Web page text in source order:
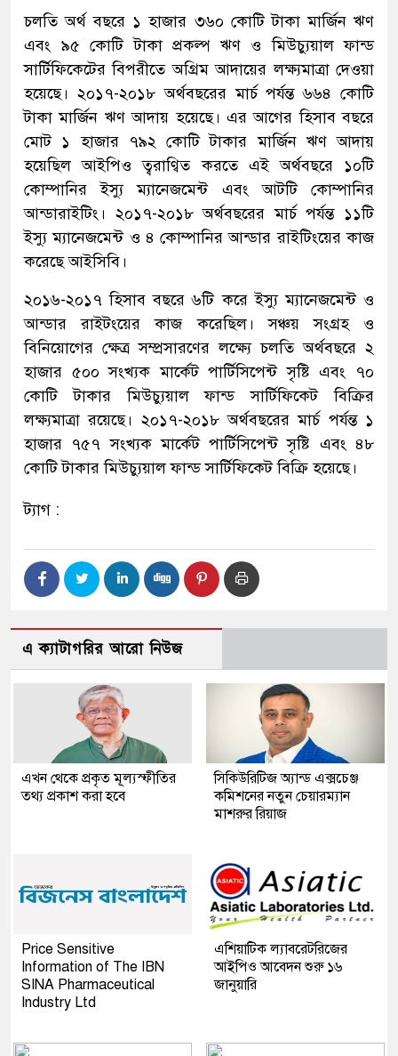
চলতি অর্থ বছরে ১ হাজার ৩৬০ কোটি টাকা মার্জিন ঋণ
এবং ৯৫ কোটি টাকা প্রকল্প ঋণ ও মিউচ্যুয়াল ফান্ড
সার্টিফিকেটের বিপরীতে অগ্রিম আদায়ের লক্ষ্যমাত্রা দেওয়া
হয়েছে। ২০১৭-২০১৮ অর্থবছরের মার্চ পর্যন্ত ৬৬৪ কোটি
টাকা মার্জিন ঋণ আদায় হয়েছে। এর আগের হিসাব বছরে
মোট ১ হাজার ৭৯২ কোটি টাকার মার্জিন ঋণ আদায়
হয়েছিল আইপিও ত্বরাণ্বিত করতে এই অর্থবছরে ১০টি
কোম্পানির ইস্যু ম্যানেজমেন্ট এবং আটটি কোম্পানির
আন্ডারাইটিং। ২০১৭-২০১৮ অর্থবছরের মার্চ পর্যন্ত ১১টি
ইস্যু ম্যানেজমেন্ট ও ৪ কোম্পানির আন্ডার রাইটিংয়ের কাজ
করেছে আইসিবি।
২০১৬-২০১৭ হিসাব বছরে ৬টি করে ইস্যু ম্যানেজমেন্ট ও
আন্ডার রাইটংয়ের কাজ করেছিল। সঞ্চয় সংগ্রহ ও
বিনিয়োগের ক্ষেত্র সম্প্রসারণের লক্ষ্যে চলতি অর্থবছরে ২
হাজার ৫০০ সংখ্যক মার্কেট পার্টিসিপেন্ট সৃষ্টি এবং ৭০
কোটি টাকার মিউচ্যুয়াল ফান্ড সার্টিফিকেট বিক্রির
লক্ষ্যমাত্রা রয়েছে। ২০১৭-২০১৮ অর্থবছরের মার্চ পর্যন্ত ১
হাজার ৭৫৭ সংখ্যক মার্কেট পার্টিসিপেন্ট সৃষ্টি এবং ৪৮
কোটি টাকার মিউচ্যুয়াল ফান্ড সার্টিফিকেট বিক্রি হয়েছে।
ট্যাগ :
এ ক্যাটাগরির আরো নিউজ
এখন থেকে প্রকৃত মূল্যস্ফীতির
তথ্য প্রকাশ করা হবে
সিকিউরিটিজ অ্যান্ড এক্সচেঞ্জ
কমিশনের নতুন চেয়ারম্যান
মাশরুর রিয়াজ
Price Sensitive
Information of The IBN
SINA Pharmaceutical
Industry Ltd
এশিয়াটিক ল্যাবরেটরিজের
আইপিও আবেদন শুরু ১৬
জানুয়ারি